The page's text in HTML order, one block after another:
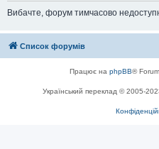
Вибачте, форум тимчасово
Список форумів
Працює на phpBB®
Український переклад © 2005-